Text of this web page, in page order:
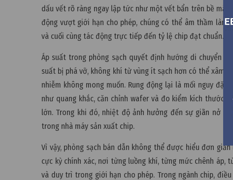
dấu vết rõ ràng ngay lập tức như một vết bẩn trên bề mặt,
động vượt giới hạn cho phép, chúng có thể âm thầm
và cuối cùng tác động trực tiếp đến tỷ lệ chip đạt chuẩn.
Áp suất trong phòng sạch quyết định hướng di chuyển
suất bị phá vỡ, không khí từ vùng ít sạch hơn có thể xâm
nhiễm không mong muốn. Rung động lại là mối nguy
như quang khắc, căn chỉnh wafer và đo kiểm kích thước
lớn. Trong khi đó, nhiệt độ ảnh hưởng đến sự giãn nở
trong nhà máy sản xuất chip.
Vì vậy, phòng sạch bán dẫn không thể được hiểu đơn
cực kỳ chính xác, nơi từng luồng khí, từng mức chênh
và duy trì trong giới hạn cho phép. Trong ngành chip,